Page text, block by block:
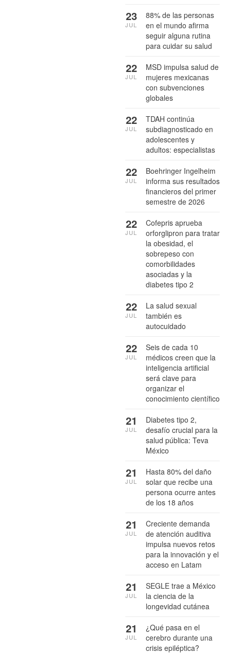
88% de las personas
en el mundo afirma
seguir alguna rutina
para cuidar su salud
23
JUL
MSD impulsa salud de
mujeres mexicanas
con subvenciones
globales
22
JUL
TDAH continúa
subdiagnosticado en
adolescentes y
adultos: especialistas
22
JUL
Boehringer Ingelheim
informa sus resultados
financieros del primer
semestre de 2026
22
JUL
Cofepris aprueba
orforglipron para tratar
la obesidad, el
sobrepeso con
comorbilidades
asociadas y la
diabetes tipo 2
22
JUL
La salud sexual
también es
autocuidado
22
JUL
Seis de cada 10
médicos creen que la
inteligencia artificial
será clave para
organizar el
conocimiento científico
22
JUL
Diabetes tipo 2,
desafío crucial para la
salud pública: Teva
México
21
JUL
Hasta 80% del daño
solar que recibe una
persona ocurre antes
de los 18 años
21
JUL
Creciente demanda
de atención auditiva
impulsa nuevos retos
para la innovación y el
acceso en Latam
21
JUL
SEGLE trae a México
la ciencia de la
longevidad cutánea
21
JUL
¿Qué pasa en el
cerebro durante una
crisis epiléptica?
21
JUL